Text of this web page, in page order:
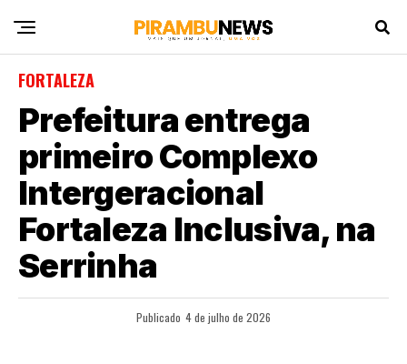
FORTALEZA
Prefeitura entrega
primeiro Complexo
Intergeracional
Fortaleza Inclusiva, na
Serrinha
Publicado 4 de julho de 2026